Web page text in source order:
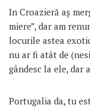
In Croazieră aș
miere”, dar am
locurile astea
nu ar fi atât de
gândesc la ele, dar
Portugalia da, tu